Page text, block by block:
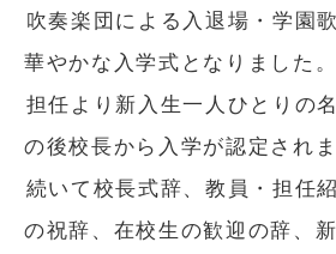
吹奏楽団による入退場・学園
華やかな入学式となりました。
担任より新入生一人ひとりの
の後校長から入学が認定されま
続いて校長式辞、教員・担任
の祝辞、在校生の歓迎の辞、